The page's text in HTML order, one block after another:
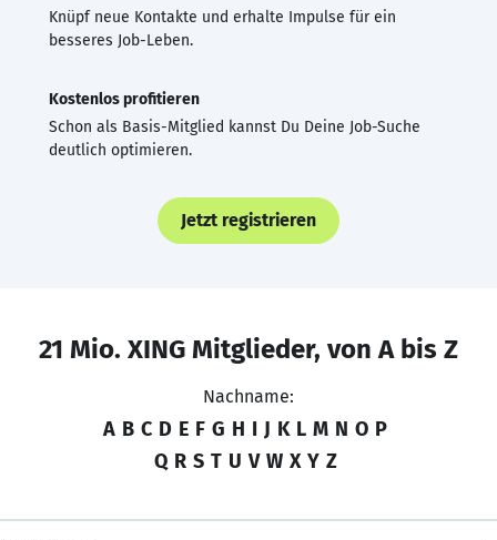
Knüpf neue Kontakte und erhalte Impulse für ein
besseres Job-Leben.
Kostenlos profitieren
Schon als Basis-Mitglied kannst Du Deine Job-Suche
deutlich optimieren.
Jetzt registrieren
21 Mio. XING Mitglieder, von A bis Z
Nachname:
A B C D E F G H I J K L M N O P
Q R S T U V W X Y Z